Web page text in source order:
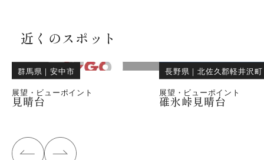
近くのスポット
群馬県 ｜安中市
展望・ビューポイント
見晴台
長野県 ｜北佐久郡軽井沢町
展望・ビューポイント
碓氷峠見晴台